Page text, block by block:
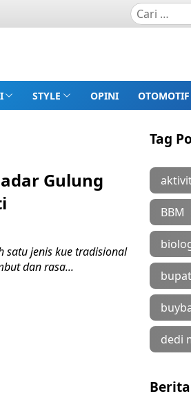
STYLE OPINI OTOMOTIF
Gulung
satu jenis kue tradisional
dan rasa...
Tag
BBM
dedi